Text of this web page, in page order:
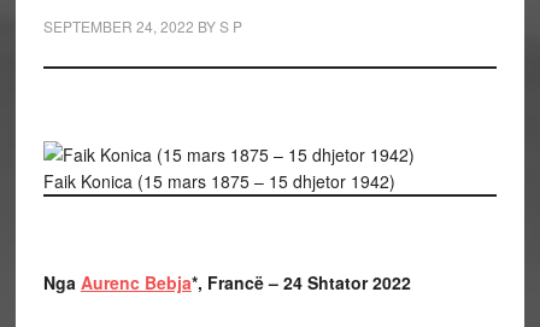
SEPTEMBER 24, 2022 BYS P
Faik Konica (15 mars 1875 – 15 dhjetor 1942)
Nga Aurenc Bebja*, Francë – 24 Shtator 2022